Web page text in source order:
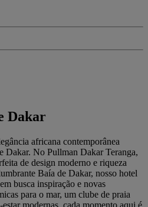
Dakar
africana contemporânea
Dakar. No Pullman Dakar Teranga,
de design moderno e riqueza
Baía de Dakar, nosso hotel
busca inspiração e novas
para o mar, um clube de praia